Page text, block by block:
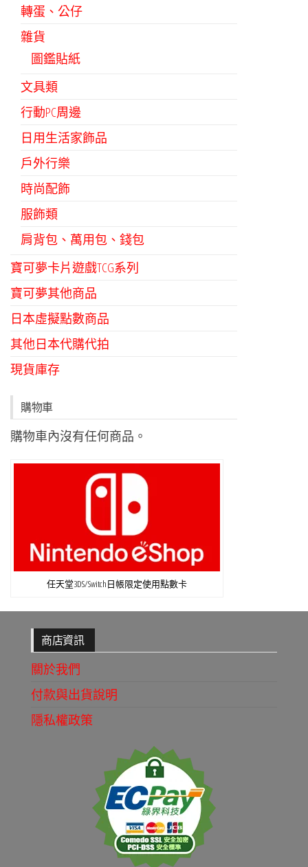
轉蛋、公仔
雜貨
圖鑑貼紙
文具類
行動PC周邊
日用生活家飾品
戶外行樂
時尚配飾
服飾類
肩背包、萬用包、錢包
寶可夢卡片遊戲TCG系列
寶可夢其他商品
日本虛擬點數商品
其他日本代購代拍
現貨庫存
購物車
購物車內沒有任何商品。
任天堂3DS/Switch日帳限定使用點數卡
商店資訊
關於我們
付款與出貨說明
隱私權政策